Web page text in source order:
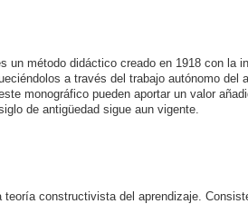
un método didáctico creado en 1918 con la
a través del trabajo autónomo del
monográfico pueden aportar un valor
de antigüedad sigue aun vigente.
constructivista del aprendizaje.